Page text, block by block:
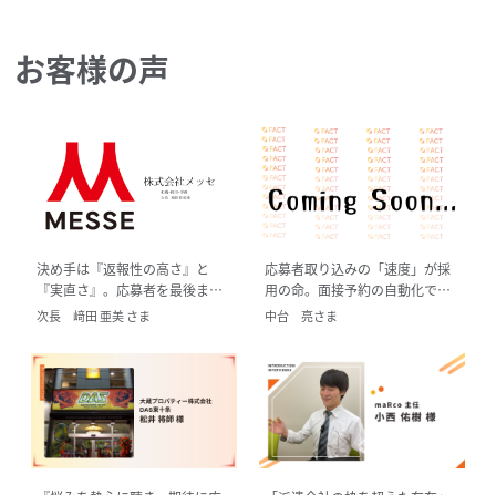
お客様の声
決め手は『返報性の高さ』と
『実直さ』。応募者を最後まで
送り届ける1対1の丁寧なフォロ
次長 﨑田 亜美 さま
応募者取り込みの「速度」が採
用の命。面接予約の自動化で工
数削減と採用率向上を実現
中台 亮さま